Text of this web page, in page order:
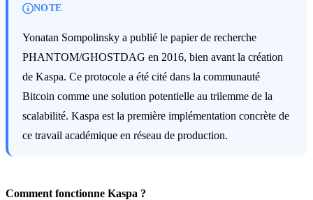
NOTE
Yonatan Sompolinsky a publié le papier de recherche
PHANTOM/GHOSTDAG en 2016, bien avant la création
de Kaspa. Ce protocole a été cité dans la communauté
Bitcoin comme une solution potentielle au trilemme de la
scalabilité. Kaspa est la première implémentation concrète de
ce travail académique en réseau de production.
Comment fonctionne Kaspa ?